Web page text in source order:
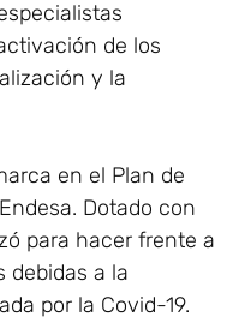
de los
y la
en el Plan de
Dotado con
para hacer frente a
debidas a la
por la Covid-19.